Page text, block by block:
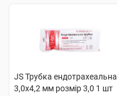
JS Трубка ендотрахеальна
3,0х4,2 мм розмір 3,0 1 шт